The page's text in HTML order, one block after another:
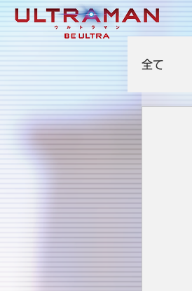
全て